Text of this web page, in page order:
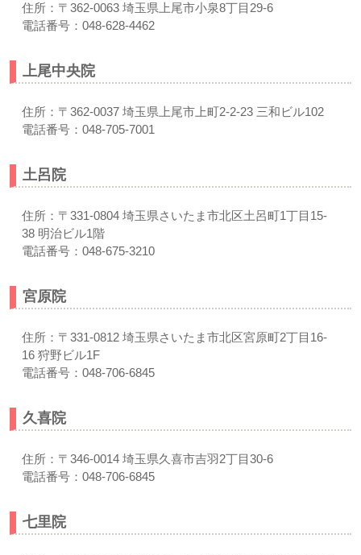
住所：〒362-0063 埼玉県上尾市小泉8丁目29-6
電話番号：048-628-4462
上尾中央院
住所：〒362-0037 埼玉県上尾市上町2-2-23 三和ビル102
電話番号：048-705-7001
土呂院
住所：〒331-0804 埼玉県さいたま市北区土呂町1丁目15-
38 明治ビル1階
電話番号：048-675-3210
宮原院
住所：〒331-0812 埼玉県さいたま市北区宮原町2丁目16-
16 狩野ビル1F
電話番号：048-706-6845
久喜院
住所：〒346-0014 埼玉県久喜市吉羽2丁目30-6
電話番号：048-706-6845
七里院